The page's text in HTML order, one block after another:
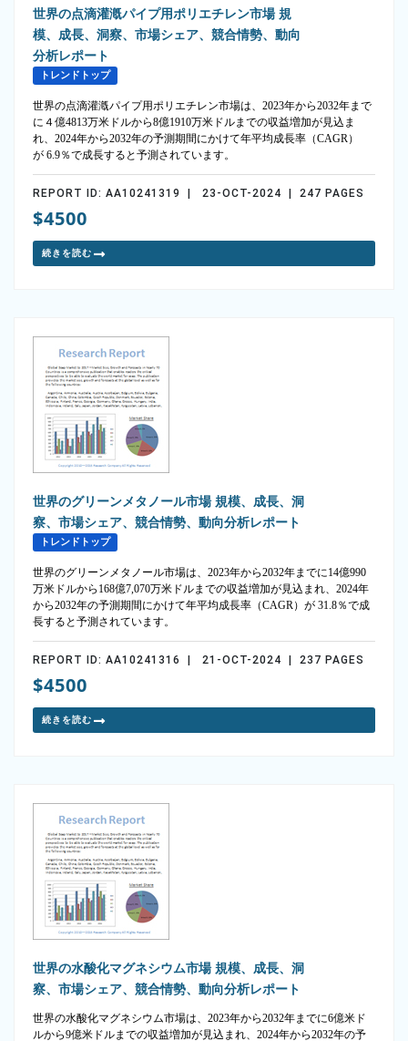
世界の点滴灌漑パイプ用ポリエチレン市場 規
模、成長、洞察、市場シェア、競合情勢、動向
分析レポート
トレンドトップ
世界の点滴灌漑パイプ用ポリエチレン市場は、2023年から2032年まで
に４億4813万米ドルから8億1910万米ドルまでの収益増加が見込ま
れ、2024年から2032年の予測期間にかけて年平均成長率（CAGR）
が 6.9％で成長すると予測されています。
REPORT ID: AA10241319 | 23-OCT-2024 | 247 PAGES
$4500
続きを読む
世界のグリーンメタノール市場 規模、成長、洞
察、市場シェア、競合情勢、動向分析レポート
トレンドトップ
世界のグリーンメタノール市場は、2023年から2032年までに14億990
万米ドルから168億7,070万米ドルまでの収益増加が見込まれ、2024年
から2032年の予測期間にかけて年平均成長率（CAGR）が 31.8％で成
長すると予測されています。
REPORT ID: AA10241316 | 21-OCT-2024 | 237 PAGES
$4500
続きを読む
世界の水酸化マグネシウム市場 規模、成長、洞
察、市場シェア、競合情勢、動向分析レポート
世界の水酸化マグネシウム市場は、2023年から2032年までに6億米ド
ルから9億米ドルまでの収益増加が見込まれ、2024年から2032年の予